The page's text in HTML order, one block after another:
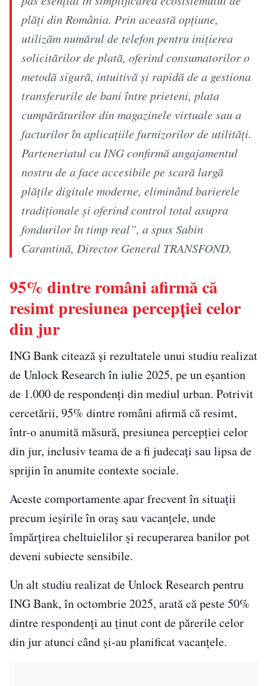
plăți din România. Prin această opțiune,
utilizăm numărul de telefon pentru inițierea
solicitărilor de plată, oferind consumatorilor o
metodă sigură, intuitivă și rapidă de a gestiona
transferurile de bani între prieteni, plata
cumpărăturilor din magazinele virtuale sau a
facturilor în aplicațiile furnizorilor de utilități.
Parteneriatul cu ING confirmă angajamentul
nostru de a face accesibile pe scară largă
plățile digitale moderne, eliminând barierele
tradiționale și oferind control total asupra
fondurilor în timp real”, a spus Sabin
Carantină, Director General TRANSFOND.
95% dintre români afirmă că
resimt presiunea percepției celor
din jur
ING Bank citează și rezultatele unui studiu realizat
de Unlock Research în iulie 2025, pe un eșantion
de 1.000 de respondenți din mediul urban. Potrivit
cercetării, 95% dintre români afirmă că resimt,
într-o anumită măsură, presiunea percepției celor
din jur, inclusiv teama de a fi judecați sau lipsa de
sprijin în anumite contexte sociale.
Aceste comportamente apar frecvent în situații
precum ieșirile în oraș sau vacanțele, unde
împărțirea cheltuielilor și recuperarea banilor pot
deveni subiecte sensibile.
Un alt studiu realizat de Unlock Research pentru
ING Bank, în octombrie 2025, arată că peste 50%
dintre respondenți au ținut cont de părerile celor
din jur atunci când și-au planificat vacanțele.